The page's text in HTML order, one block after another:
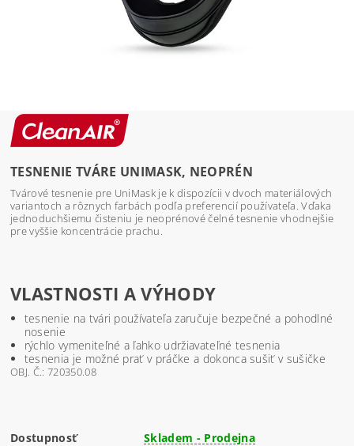
TESNENIE TVÁRE UNIMASK, NEOPRÉN
Tvárové tesnenie pre UniMask je k dispozícii v dvoch materiálových
variantoch a rôznych farbách podľa preferencií používateľa. Vďaka
jednoduchšiemu čisteniu je neoprénové čelné tesnenie vhodnejšie
pre vyššie koncentrácie prachu.
VLASTNOSTI A VÝHODY
tesnenie na tvári používateľa zaručuje bezpečné a pohodlné
nosenie
rýchlo vymeniteľné a ľahko udržiavateľné tesnenia
tesnenia je možné prať v práčke a dokonca sušiť v sušičke
OBJ. Č.: 720350.08
Dostupnosť Skladem - Prodejna